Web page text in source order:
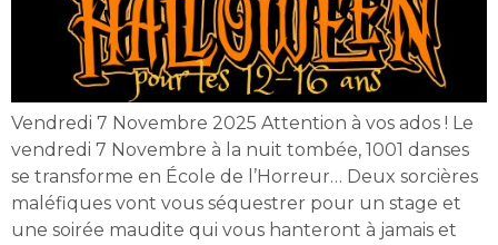
Vendredi 7 Novembre 2025 Attention à vos ados ! Le
vendredi 7 Novembre à la nuit tombée, 1001 danses
se transforme en École de l’Horreur… Deux sorcières
maléfiques vont vous séquestrer pour un stage et
une soirée maudite qui vous hanteront à jamais et